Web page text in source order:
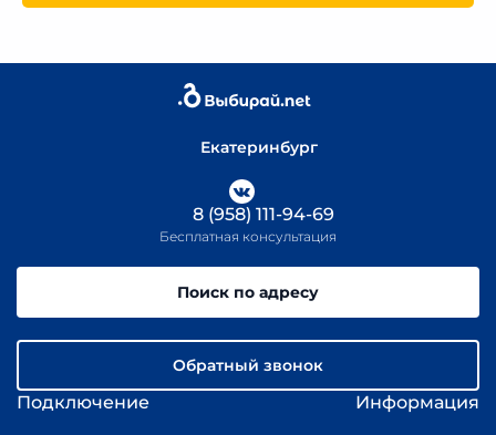
Екатеринбург
Подключение Информация
8 (958) 111-94-69
Бесплатная консультация
Поиск по адресу
Обратный звонок